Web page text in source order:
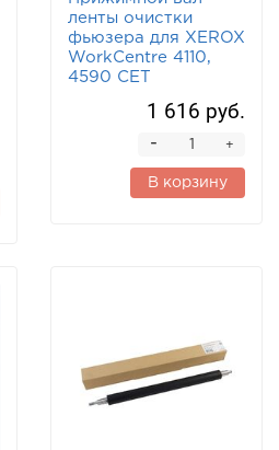
ленты очистки
фьюзера для XEROX
WorkCentre 4110,
4590 CET
1 616 руб.
+
-
В корзину